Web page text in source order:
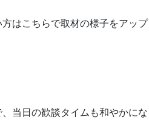
はこちらで取材の様子をアップ
当日の歓談タイムも和やかに